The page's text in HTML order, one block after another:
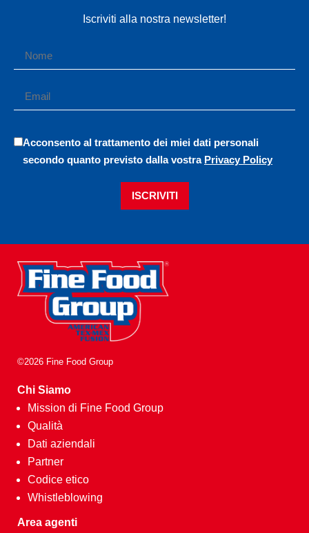
Iscriviti alla nostra newsletter!
Acconsento al trattamento dei miei dati personali
secondo quanto previsto dalla vostra Privacy Policy
ISCRIVITI
©2026 Fine Food Group
Chi Siamo
Mission di Fine Food Group
Qualità
Dati aziendali
Partner
Codice etico
Whistleblowing
Area agenti